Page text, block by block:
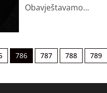
od
Obavještavamo...
786 787 788 789